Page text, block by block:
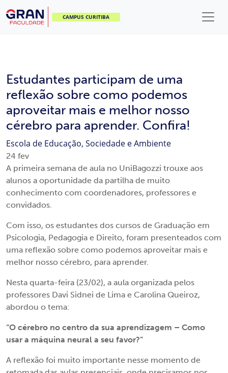
CAMPUS CURITIBA
Estudantes participam de uma
reflexão sobre como podemos
aproveitar mais e melhor nosso
cérebro para aprender. Confira!
Escola de Educação, Sociedade e Ambiente
24 fev
A primeira semana de aula no UniBagozzi trouxe aos
alunos a oportunidade da partilha de muito
conhecimento com coordenadores, professores e
convidados.
Com isso, os estudantes dos cursos de Graduação em
Psicologia, Pedagogia e Direito, foram presenteados com
uma reflexão sobre como podemos aproveitar mais e
melhor nosso cérebro, para aprender.
Nesta quarta-feira (23/02), a aula organizada pelos
professores Davi Sidnei de Lima e Carolina Queiroz,
abordou o tema:
“O cérebro no centro da sua aprendizagem – Como
usar a máquina neural a seu favor?”
A reflexão foi muito importante nesse momento de